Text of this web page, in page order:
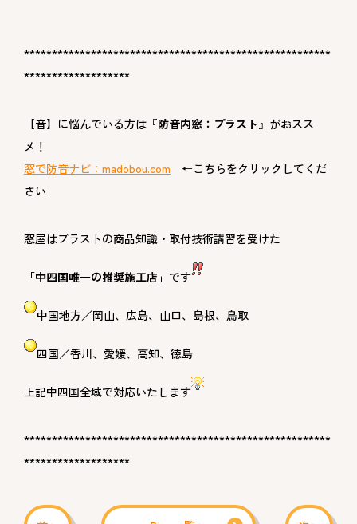
*******************************************************
*******************
【音】に悩んでいる方は 『防音内窓：プラスト』 がおスス
メ！
窓で防音ナビ： madobou.com
←こちらをクリックしてくだ
さい
窓屋はプラストの商品知識・取付技術講習を受けた
「中四国唯一の推奨施工店」 です
中国地方／岡山、広島、山口、島根、鳥取
四国／香川、愛媛、高知、徳島
上記中四国全域で対応いたします
*******************************************************
*******************